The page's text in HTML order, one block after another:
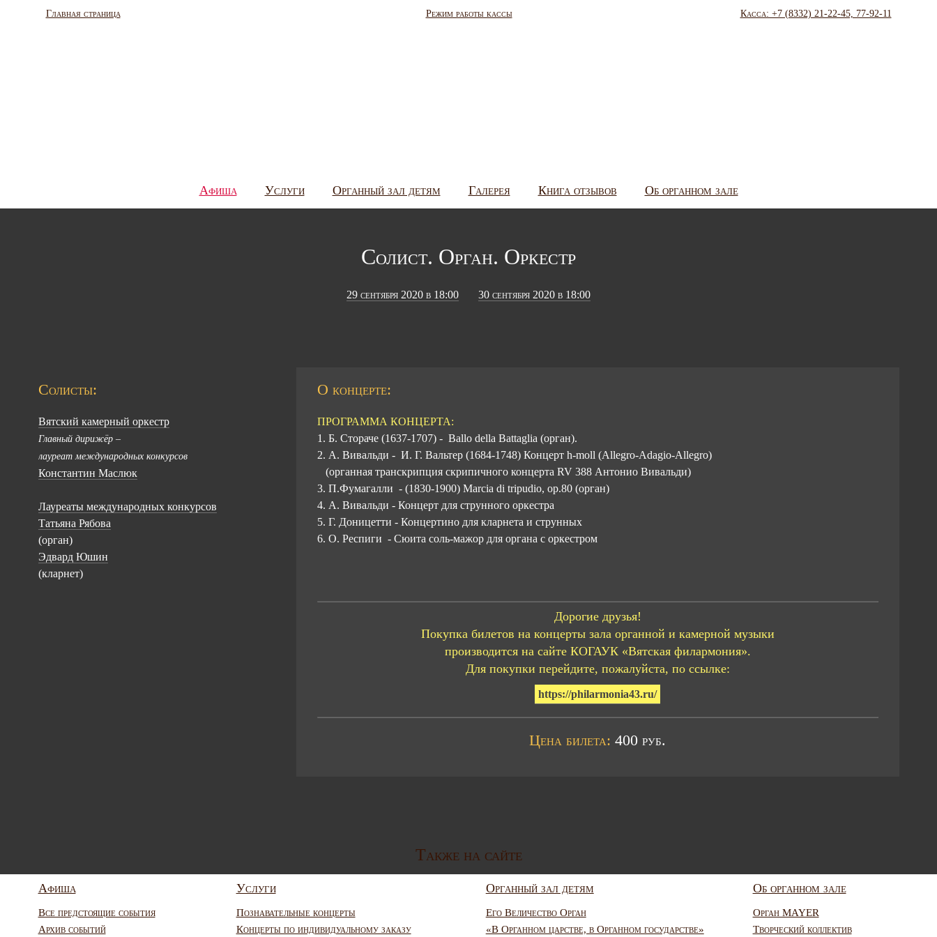
Главная страница Режим работы кассы Касса: +7 (8332) 21-22-45, 77-92-11
Афиша Услуги Органный зал детям Галерея Книга отзывов Об органном зале
Солист. Орган. Оркестр
29 сентября 2020 в 18:00 30 сентября 2020 в 18:00
Солисты:
Вятский камерный оркестр
Главный дирижёр –
лауреат международных конкурсов
Константин Маслюк
Лауреаты международных конкурсов
Татьяна Рябова
(орган)
Эдвард Юшин
(кларнет)
О концерте:
ПРОГРАММА КОНЦЕРТА:
1. Б. Стораче (1637-1707) - Ballo della Battaglia (орган).
2. А. Вивальди - И. Г. Вальтер (1684-1748) Концерт h-moll (Allegro-Adagio-Allegro)
(органная транскрипция скрипичного концерта RV 388 Антонио Вивальди)
3. П.Фумагалли - (1830-1900) Marcia di tripudio, op.80 (орган)
4. А. Вивальди - Концерт для струнного оркестра
5. Г. Доницетти - Концертино для кларнета и струнных
6. О. Респиги - Сюита соль-мажор для органа с оркестром
Дорогие друзья!
Покупка билетов на концерты зала органной и камерной музыки
производится на сайте КОГАУК «Вятская филармония».
Для покупки перейдите, пожалуйста, по ссылке:
https://philarmonia43.ru/
Цена билета: 400 руб.
Также на сайте
Афиша
Все предстоящие события
Архив событий
Услуги
Познавательные концерты
Концерты по индивидуальному заказу
Органный зал детям
Его Величество Орган
«В Органном царстве, в Органном государстве»
Об органном зале
Орган MAYER
Творческий коллектив